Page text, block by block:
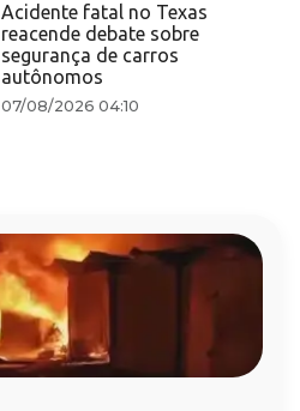
Acidente fatal no Texas
reacende debate sobre
segurança de carros
autônomos
07/08/2026 04:10